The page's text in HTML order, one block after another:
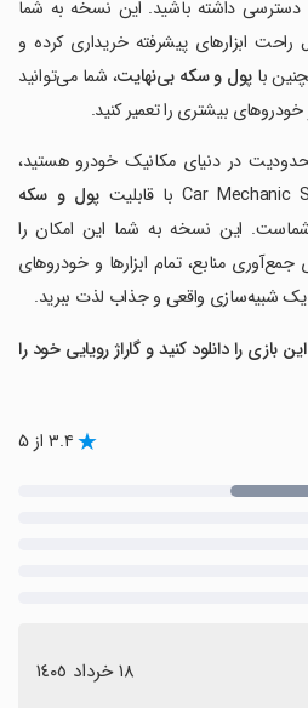
داشته باشید. این نسخه به شما
ابزارهای پیشرفته خریداری کرده و
باپول و سکه بی‌نهایت، شما می‌توانید
بیشتری را تعمیر کنید.
در دنیای مکانیک خودرو هستید،
پول و سکه
شماست. این نسخه به شما این امکان را
منابع، تمام ابزارها و خودروهای
یک شبیه‌سازی واقعی و جذاب لذت ببرید.
را دانلود کنید و گاراژ رویایی خود را
۳.۴ از ۵
١٨ خرداد ١٤٠٥